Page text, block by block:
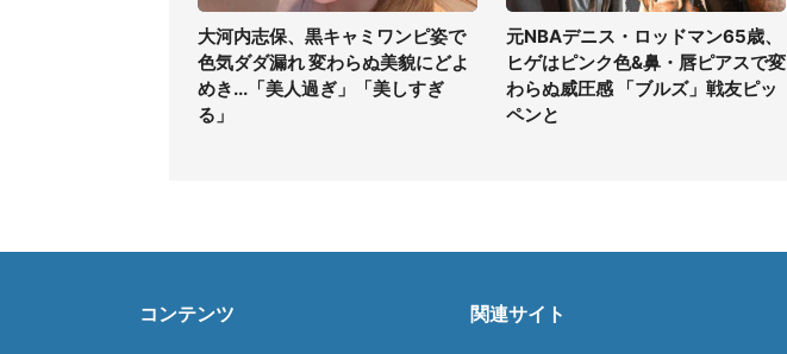
大河内志保、黒キャミワンピ姿で
色気ダダ漏れ 変わらぬ美貌にどよ
めき...「美人過ぎ」「美しすぎ
る」
元NBAデニス・ロッドマン65歳、
ヒゲはピンク色&鼻・唇ピアスで変
わらぬ威圧感 「ブルズ」戦友ピッ
ペンと
コンテンツ 関連サイト